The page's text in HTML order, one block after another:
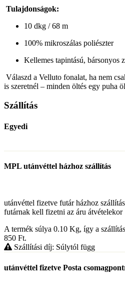
Tulajdonságok:
10 dkg / 68 m
100% mikroszálas poliészter
Kellemes tapintású, bársonyos
Válaszd a Velluto fonalat, ha nem
is szeretnél – minden öltés egy puha
Szállítás
Egyedi
MPL utánvéttel házhoz szállítás
utánvéttel fizetve futár házhoz
futárnak kell fizetni az áru átvételekor
A termék súlya 0.10 Kg, így a
850 Ft.
Szállítási díj: Súlytól függ
utánvéttel fizetve Posta